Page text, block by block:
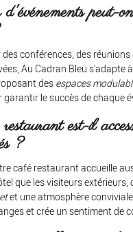
peut-
des conférences, des
Au Cadran Bleu s'adapte
des espaces
le succès de chaque
est-il
?
café restaurant accueille
que les visiteurs
et une atmosphère
et crée un sentiment de